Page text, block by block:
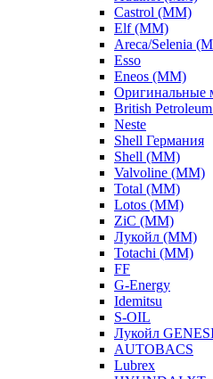
Castrol (ММ)
Elf (ММ)
Areca/Selenia
Esso
Eneos (ММ)
Оригинальные
British
Neste
Shell Германия
Shell (ММ)
Valvoline (ММ)
Total (ММ)
Lotos (ММ)
ZiC (ММ)
Лукойл (ММ)
Totachi (MM)
FF
G-Energy
Idemitsu
S-OIL
Лукойл
AUTOBACS
Lubrex